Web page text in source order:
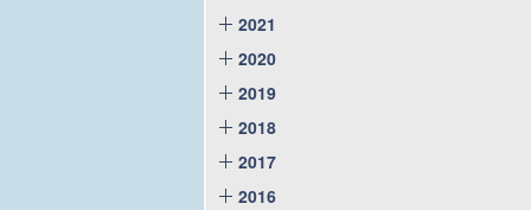
2021
2020
2019
2018
2017
2016